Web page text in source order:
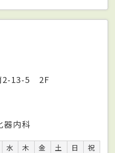
2-13-5 2F
器内科
水 木 金 土 日
祝